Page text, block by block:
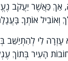
כַּאֲשֶׁר יַעֲקֹב
וְאוֹבִיל אוֹתְךָ
לִי לְהִתְיַשֵּׁב
הָעִיר בְּתוֹךְ